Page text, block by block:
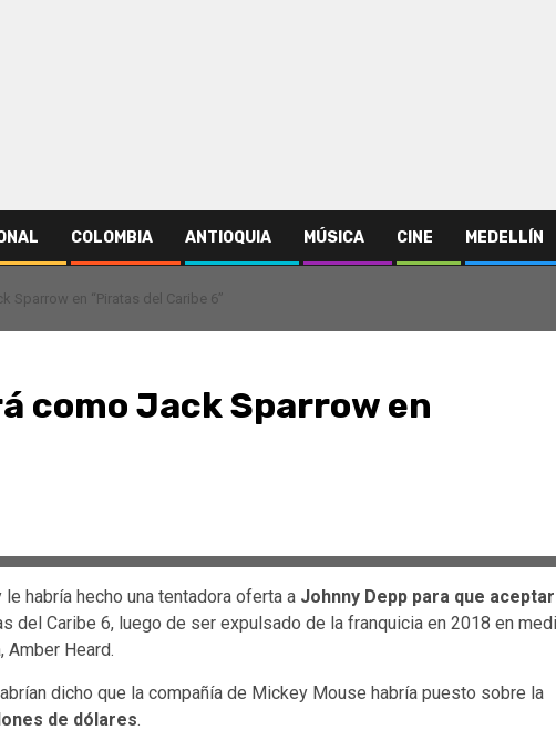
COLOMBIA ANTIOQUIA MÚSICA CINE MEDELLÍN
Sparrow en “Piratas del Caribe 6”
como Jack Sparrow en
habría hecho una tentadora oferta a Johnny Depp para que
del Caribe 6, luego de ser expulsado de la franquicia en 2018 en
Heard.
dicho que la compañía de Mickey Mouse habría puesto sobre la
de dólares.